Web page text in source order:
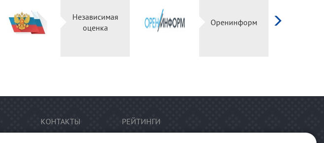
Независимая
оценка
Оренинформ
КОНТАКТЫ РЕЙТИНГИ